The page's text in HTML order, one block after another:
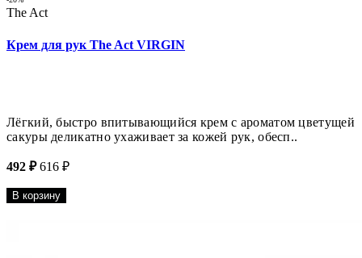
The Act
Крем для рук The Act VIRGIN
Лёгкий, быстро впитывающийся крем с ароматом цветущей
сакуры деликатно ухаживает за кожей рук, обесп..
492 ₽ 616 ₽
В корзину